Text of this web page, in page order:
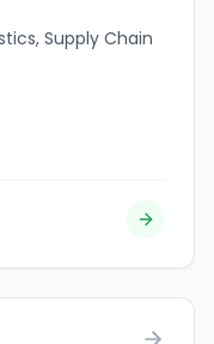
Supply Chain